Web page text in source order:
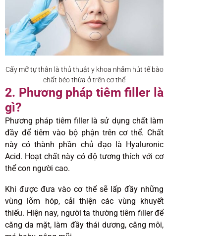
Cấy mỡ tự thân là thủ thuật y khoa nhằm hút tế bào
chất béo thừa ở trên cơ thể
2. Phương pháp tiêm filler là
gì?
Phương pháp tiêm filler là sử dụng chất làm
đầy để tiêm vào bộ phận trên cơ thể. Chất
này có thành phần chủ đạo là Hyaluronic
Acid. Hoạt chất này có độ tương thích với cơ
thể con người cao.
Khi được đưa vào cơ thể sẽ lấp đầy những
vùng lõm hóp, cải thiện các vùng khuyết
thiếu. Hiện nay, người ta thường tiêm filler để
căng da mặt, làm đầy thái dương, căng môi,